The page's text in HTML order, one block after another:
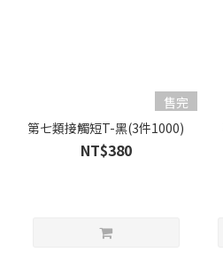
售完
第七類接觸短T-黑(3件1000)
NT$380